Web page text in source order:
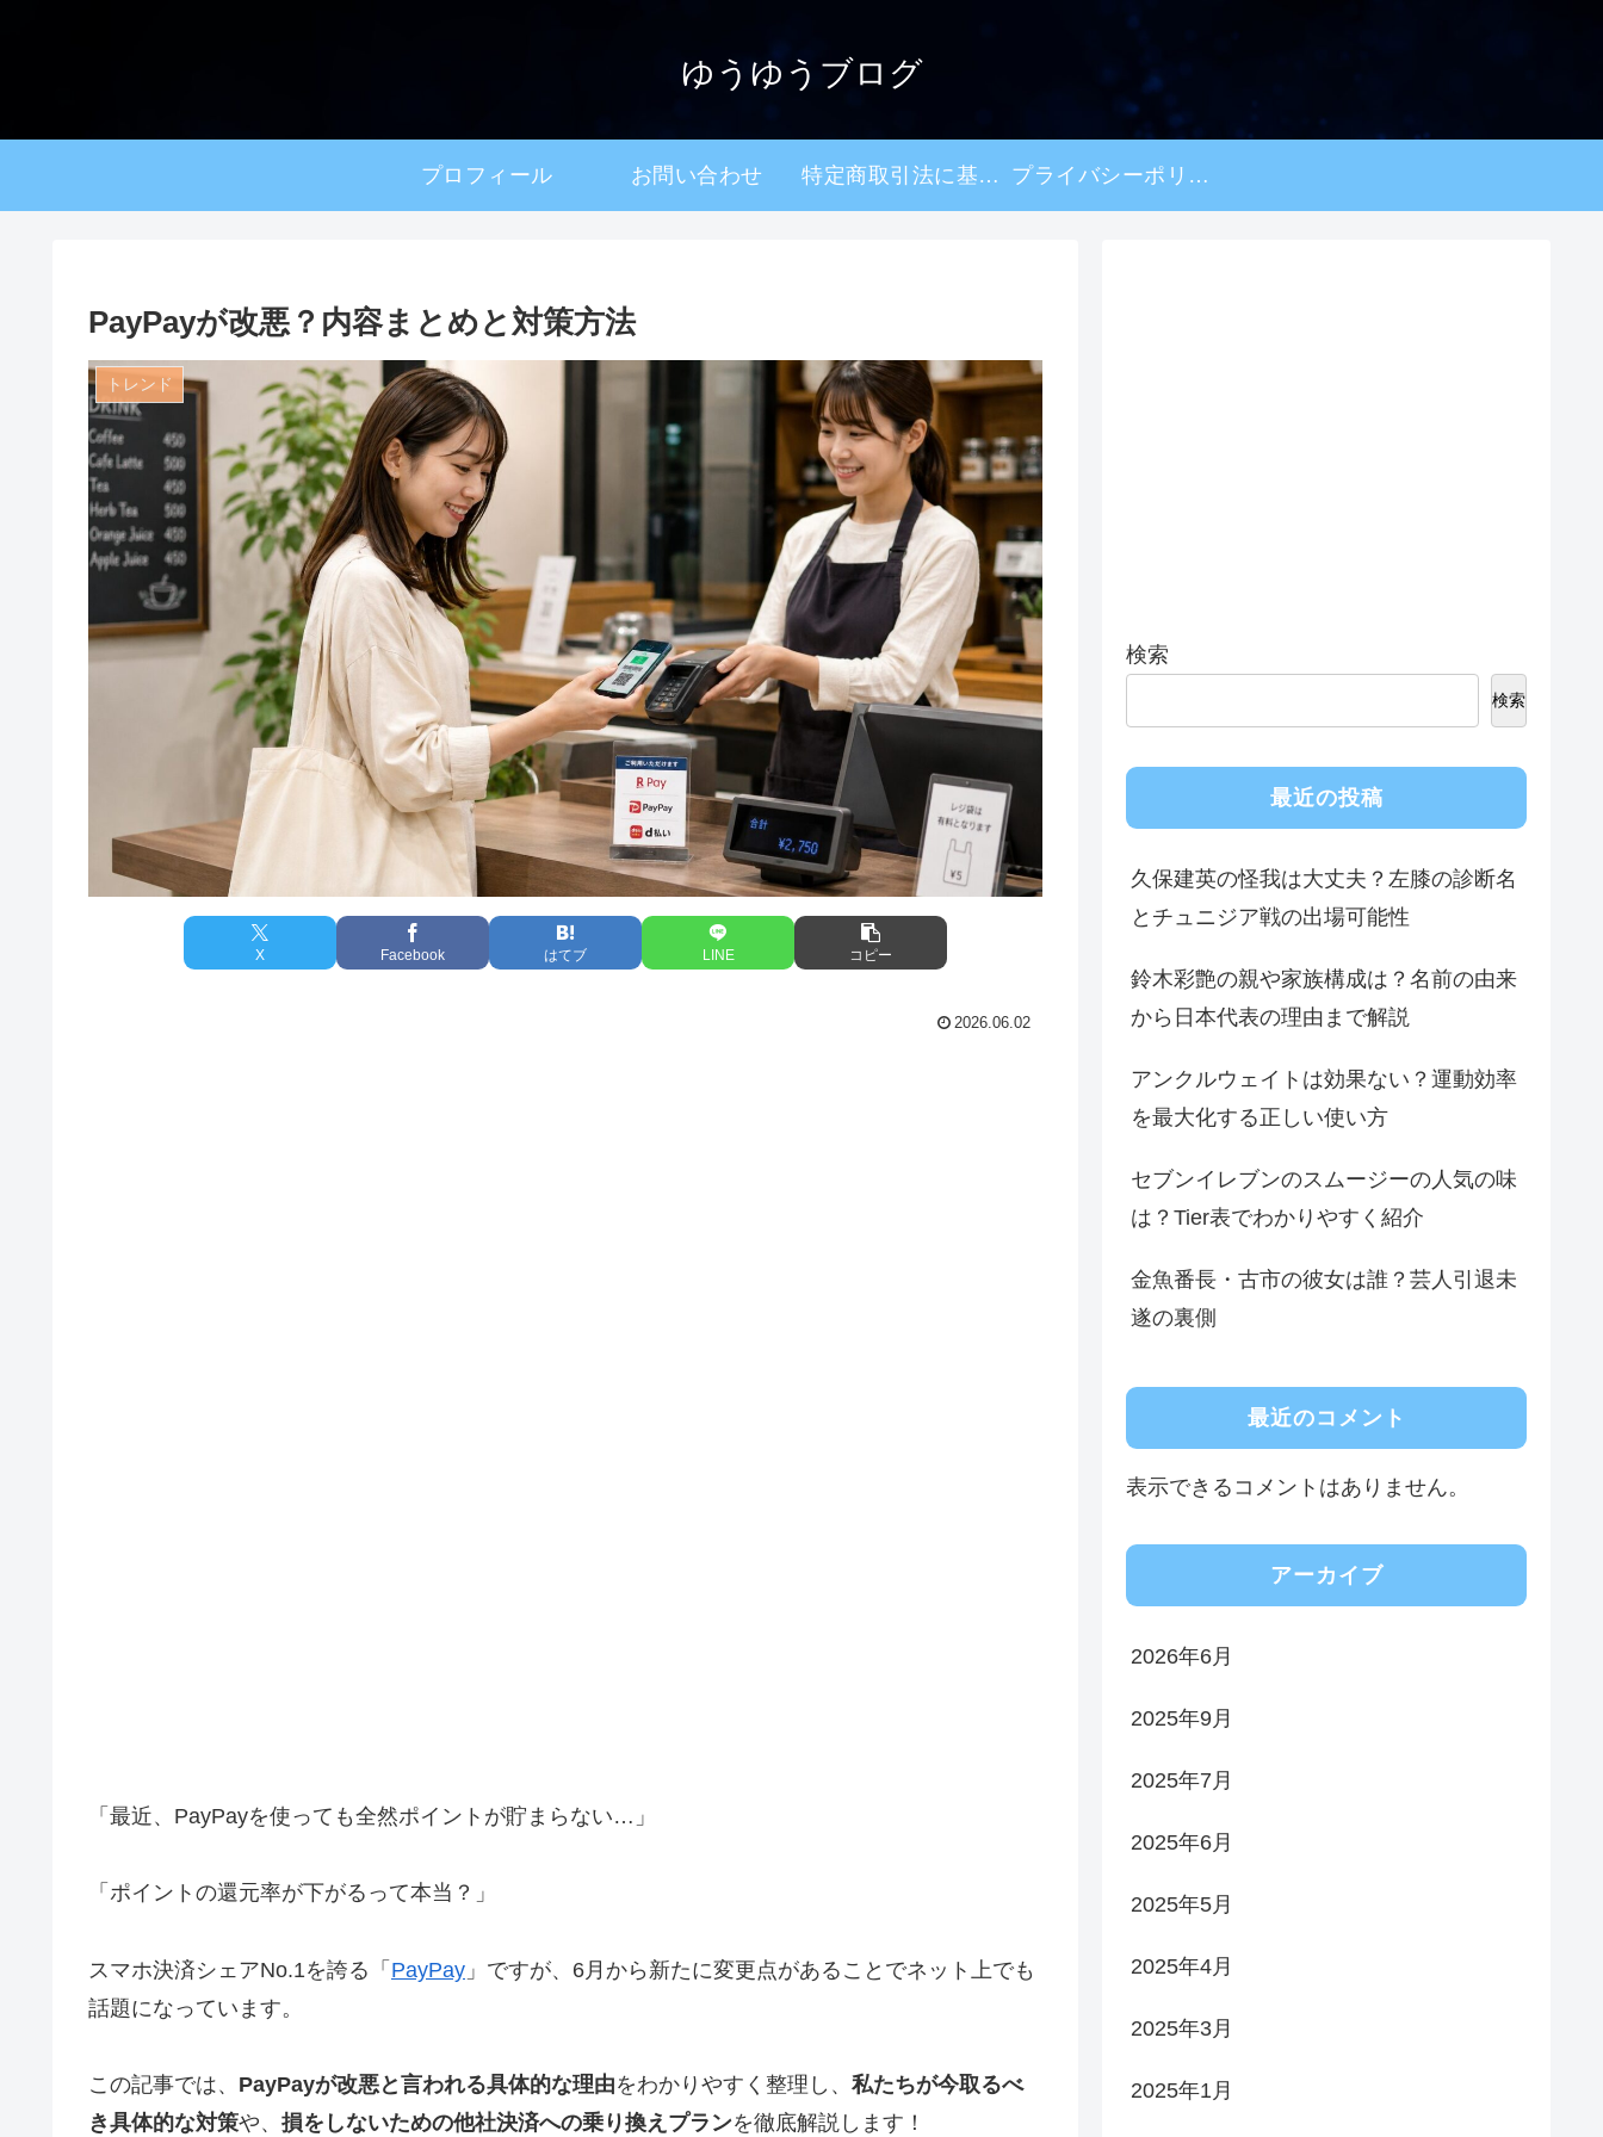
ゆうゆうブログ
プロフィール お問い合わせ 特定商取引法に基づく表記 プライバシーポリシー
PayPayが改悪？内容まとめと対策方法
トレンド
X Facebook はてブ LINE コピー
2026.06.02
「最近、PayPayを使っても全然ポイントが貯まらない…」
「ポイントの還元率が下がるって本当？」
スマホ決済シェアNo.1を誇る「 PayPay 」ですが、6月から新たに変更点があることでネット上でも
話題になっています。
この記事では、 PayPayが改悪と言われる具体的な理由をわかりやすく整理し、 私たちが今取るべ
き具体的な対策や、 損をしないための他社決済への乗り換えプランを徹底解説します！
検索
検索
最近の投稿
久保建英の怪我は大丈夫？左膝の診断名
とチュニジア戦の出場可能性
鈴木彩艶の親や家族構成は？名前の由来
から日本代表の理由まで解説
アンクルウェイトは効果ない？運動効率
を最大化する正しい使い方
セブンイレブンのスムージーの人気の味
は？Tier表でわかりやすく紹介
金魚番長・古市の彼女は誰？芸人引退未
遂の裏側
最近のコメント
表示できるコメントはありません。
アーカイブ
2026年6月
2025年9月
2025年7月
2025年6月
2025年5月
2025年4月
2025年3月
2025年1月